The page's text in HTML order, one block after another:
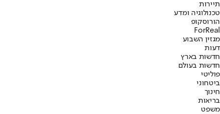
תיירות
טכנולוגיה ומדע
הורוסקופ
ForReal
מגזין השבוע
דעות
חדשות בארץ
חדשות בעולם
פוליטי
ביטחוני
חינוך
בריאות
משפט